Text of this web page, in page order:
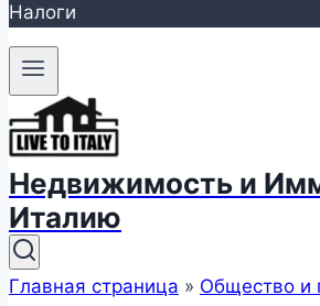
Налоги
Недвижимость и
Италию
Главная страница » Общество и